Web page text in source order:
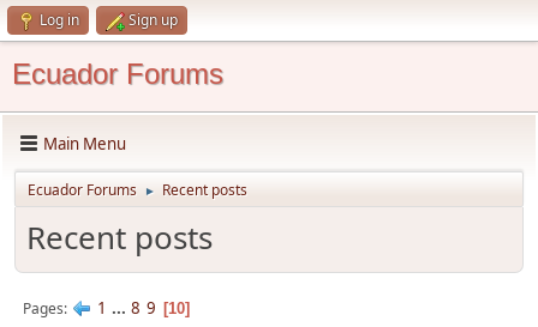
Log in Sign up
Ecuador Forums
Main Menu
Ecuador Forums ► Recent posts
Recent posts
Pages 1 ... 8 9 10